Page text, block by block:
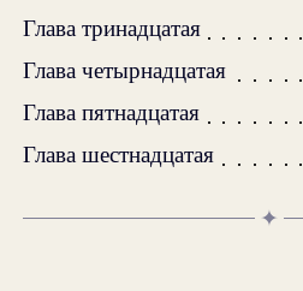
Глава тринадцатая
Глава четырнадцатая
Глава пятнадцатая
Глава шестнадцатая
✦